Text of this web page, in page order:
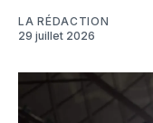
LA RÉDACTION
29 juillet 2026